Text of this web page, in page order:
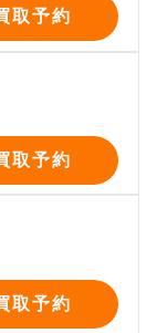
取予約
取予約
取予約